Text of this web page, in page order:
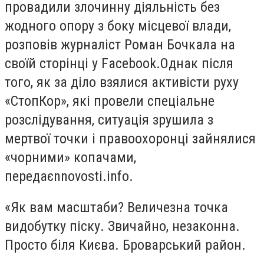
провадили злочинну діяльність без
жодного опору з боку місцевої влади,
розповів журналіст Роман Бочкала на
своїй сторінці у Facebook.Однак після
того, як за діло взялися активісти руху
«СтопКор», які провели спеціальне
розслідування, ситуація зрушила з
мертвої точки і правоохоронці зайнялися
«чорними» копачами,
передаєnnovosti.info.
«Як вам масштаби? Величезна точка
видобутку піску. Звичайно, незаконна.
Просто біля Києва. Броварський район.